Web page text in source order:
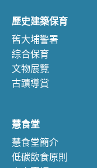
歷史建築保育
舊大埔警署
綜合保育
文物展覽
古蹟導賞
慧食堂
慧食堂簡介
低碳飲食原則